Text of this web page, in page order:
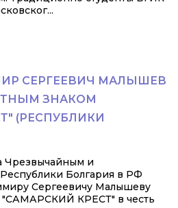
СЕРГЕЕВИЧ МАЛЫШЕВ
ЗНАКОМ
(РЕСПУБЛИКИ
Чрезвычайным и
Болгария в РФ
Сергеевичу Малышеву
"САМАРСКИЙ КРЕСТ" в честь